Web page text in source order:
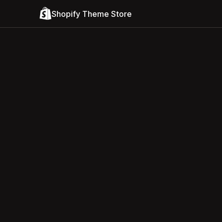
Shopify Theme Store